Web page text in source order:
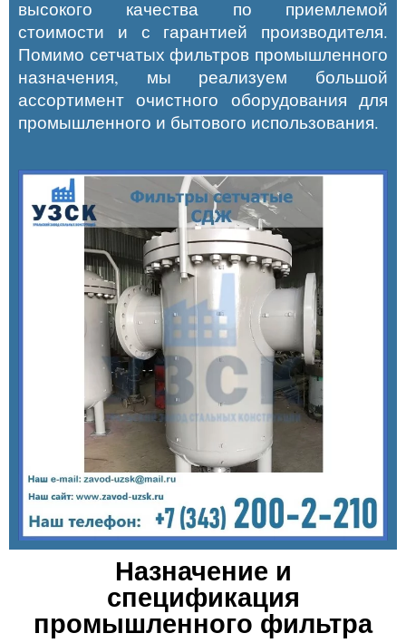
высокого качества по приемлемой
стоимости и с гарантией производителя.
Помимо сетчатых фильтров промышленного
назначения, мы реализуем большой
ассортимент очистного оборудования для
промышленного и бытового использования.
Назначение и
спецификация
промышленного фильтра